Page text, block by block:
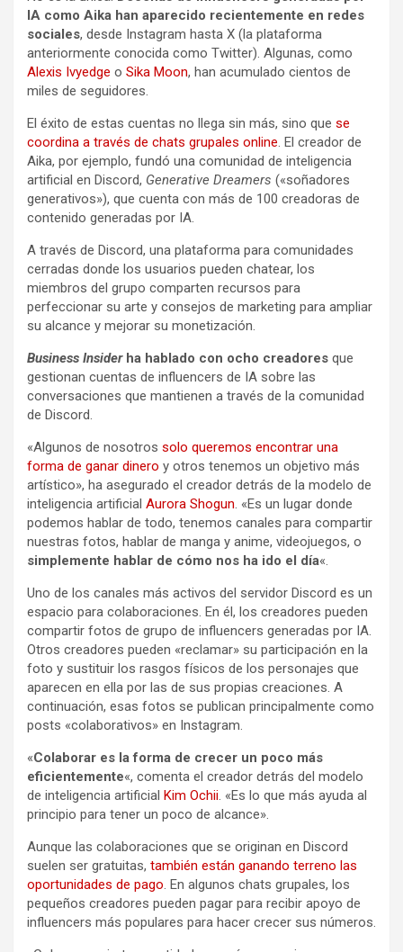
IA como Aika han aparecido recientemente en redes
sociales, desde Instagram hasta X (la plataforma
anteriormente conocida como Twitter). Algunas, como
Alexis Ivyedge o Sika Moon, han acumulado cientos de
miles de seguidores.
El éxito de estas cuentas no llega sin más, sino que se
coordina a través de chats grupales online. El creador de
Aika, por ejemplo, fundó una comunidad de inteligencia
artificial en Discord, Generative Dreamers («soñadores
generativos»), que cuenta con más de 100 creadoras de
contenido generadas por IA.
A través de Discord, una plataforma para comunidades
cerradas donde los usuarios pueden chatear, los
miembros del grupo comparten recursos para
perfeccionar su arte y consejos de marketing para ampliar
su alcance y mejorar su monetización.
Business Insider ha hablado con ocho creadores que
gestionan cuentas de influencers de IA sobre las
conversaciones que mantienen a través de la comunidad
de Discord.
«Algunos de nosotros solo queremos encontrar una
forma de ganar dinero y otros tenemos un objetivo más
artístico», ha asegurado el creador detrás de la modelo de
inteligencia artificial Aurora Shogun. «Es un lugar donde
podemos hablar de todo, tenemos canales para compartir
nuestras fotos, hablar de manga y anime, videojuegos, o
simplemente hablar de cómo nos ha ido el día«.
Uno de los canales más activos del servidor Discord es un
espacio para colaboraciones. En él, los creadores pueden
compartir fotos de grupo de influencers generadas por IA.
Otros creadores pueden «reclamar» su participación en la
foto y sustituir los rasgos físicos de los personajes que
aparecen en ella por las de sus propias creaciones. A
continuación, esas fotos se publican principalmente como
posts «colaborativos» en Instagram.
«Colaborar es la forma de crecer un poco más
eficientemente«, comenta el creador detrás del modelo
de inteligencia artificial Kim Ochii. «Es lo que más ayuda al
principio para tener un poco de alcance».
Aunque las colaboraciones que se originan en Discord
suelen ser gratuitas, también están ganando terreno las
oportunidades de pago. En algunos chats grupales, los
pequeños creadores pueden pagar para recibir apoyo de
influencers más populares para hacer crecer sus números.